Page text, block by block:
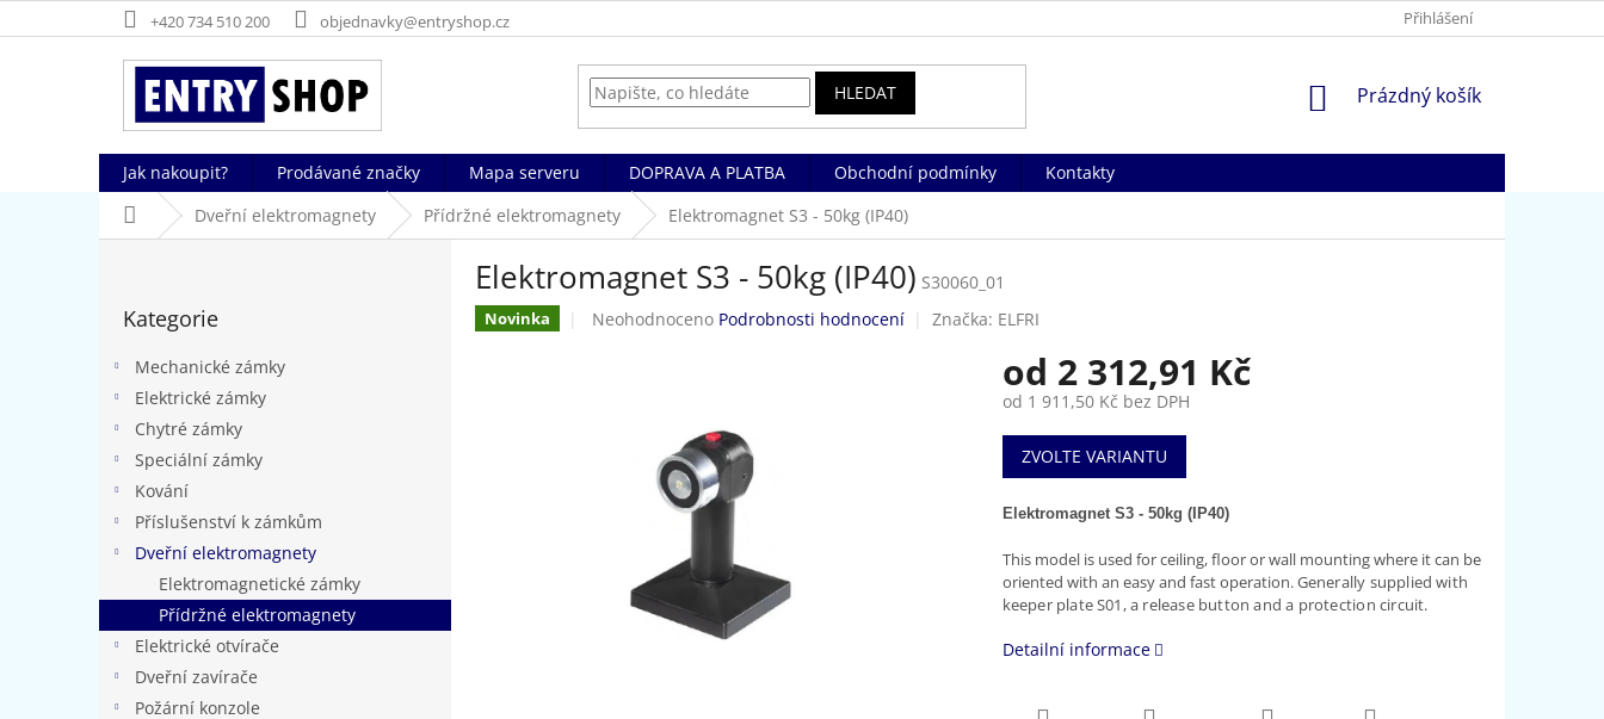
na
+420 734 510 200 objednavky@entryshop.cz Přihlášení
HLEDAT
NÁKUPNÍ
Prázdný košík
Jak nakoupit? Prodávané značky Mapa serveru DOPRAVA A PLATBA Obchodní podmínky
Kontakty
Domů Dveřní elektromagnety Přídržné elektromagnety Elektromagnet S3 - 50kg (IP40)
l
kategorie
Kategorie
Mechanické zámky
Elektrické zámky
Chytré zámky
Speciální zámky
Kování
Příslušenství k zámkům
Dveřní elektromagnety
Elektromagnetické zámky
Přídržné elektromagnety
Elektrické otvírače
Dveřní zavírače
Požární konzole
Elektromagnet S3 - 50kg (IP40) S30060_01
Novinka
Průměrné
hvězdiček.
Neohodnoceno Podrobnosti hodnocení Značka: ELFRI
od 2 312,91 Kč
od 1 911,50 Kč bez DPH
Měrná
cena:
ZVOLTE VARIANTU
Elektromagnet S3 - 50kg (IP40)
This model is used for ceiling, floor or wall mounting where it can be
oriented with an easy and fast operation.Generally supplied with
keeper plate S01, a release button and a protection circuit.
Detailní informace